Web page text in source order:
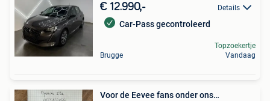
€ 12.990,- Details
Car-Pass gecontroleerd
Brugge
Topzoekertje
Vandaag
Voor de Eevee fans onder ons…